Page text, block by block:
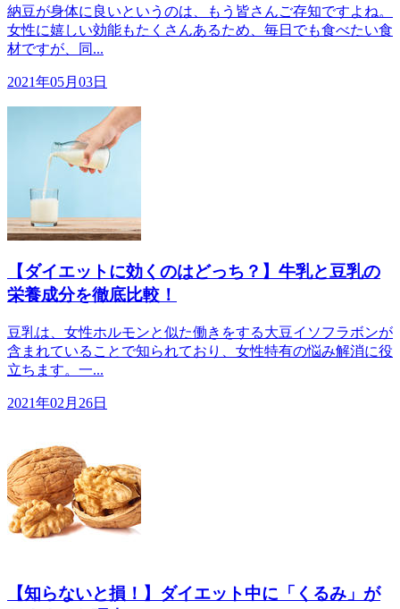
納豆が身体に良いというのは、もう皆さんご存知ですよね。
女性に嬉しい効能もたくさんあるため、毎日でも食べたい食
材ですが、同...
2021年05月03日
【ダイエットに効くのはどっち？】牛乳と豆乳の
栄養成分を徹底比較！
豆乳は、女性ホルモンと似た働きをする大豆イソフラボンが
含まれていることで知られており、女性特有の悩み解消に役
立ちます。一...
2021年02月26日
【知らないと損！】ダイエット中に「くるみ」が